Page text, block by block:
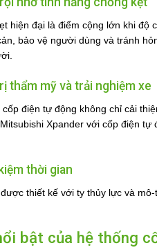
hiện đại là điểm cộng lớn khi
bảo vệ người dùng và tránh
thẩm mỹ và trải nghiệm xe
điện tự động không chỉ cải
Xpander với cốp điện
thời gian
thiết kế với ty thủy lực và
bật của hệ thống